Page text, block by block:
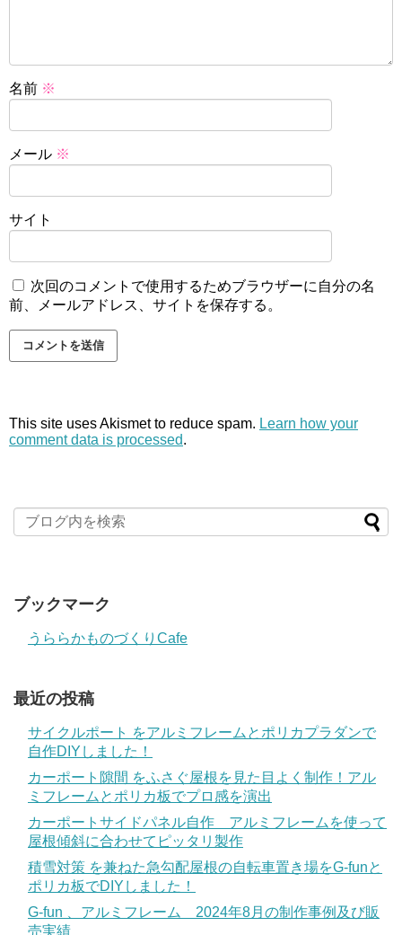
名前 ※
メール ※
サイト
次回のコメントで使用するためブラウザーに自分の名
前、メールアドレス、サイトを保存する。
This site uses Akismet to reduce spam. Learn how your
comment data is processed.
ブックマーク
うららかものづくりCafe
最近の投稿
サイクルポート をアルミフレームとポリカプラダンで
自作DIYしました！
カーポート隙間 をふさぐ屋根を見た目よく制作！アル
ミフレームとポリカ板でプロ感を演出
カーポートサイドパネル自作 アルミフレームを使って
屋根傾斜に合わせてピッタリ製作
積雪対策 を兼ねた急勾配屋根の自転車置き場をG-funと
ポリカ板でDIYしました！
G-fun 、アルミフレーム 2024年8月の制作事例及び販
売実績